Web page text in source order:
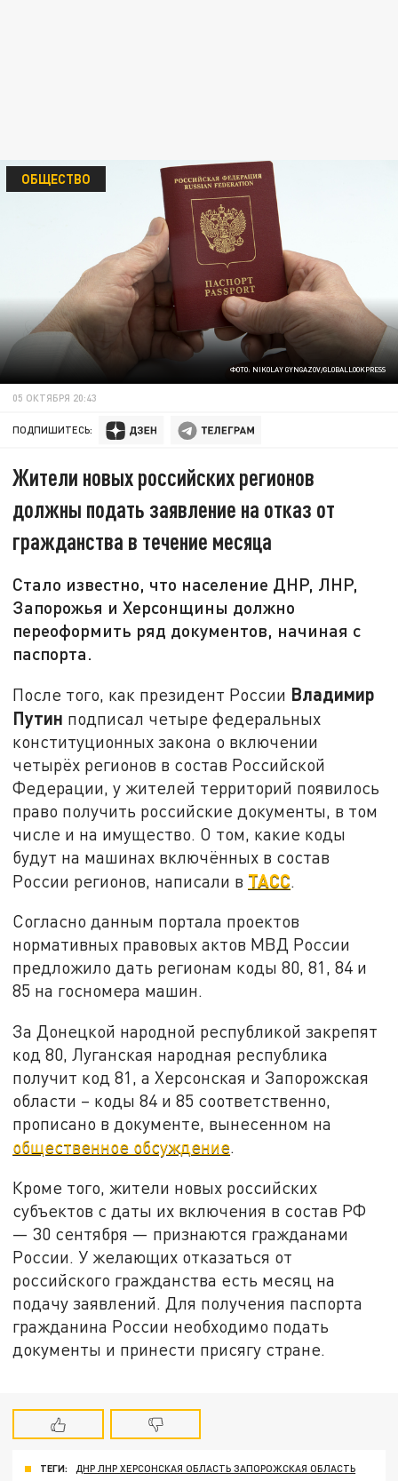
ФОТО: NIKOLAY GYNGAZOV/GLOBALLOOKPRESS
ОБЩЕСТВО
05 ОКТЯБРЯ 20:43
ПОДПИШИТЕСЬ:
Жители новых российских регионов
должны подать заявление на отказ от
гражданства в течение месяца
Стало известно, что население ДНР, ЛНР,
Запорожья и Херсонщины должно
переоформить ряд документов, начиная с
паспорта.
После того, как президент России Владимир
Путин подписал четыре федеральных
конституционных закона о включении
четырёх регионов в состав Российской
Федерации, у жителей территорий появилось
право получить российские документы, в том
числе и на имущество. О том, какие коды
будут на машинах включённых в состав
России регионов, написали в ТАСС.
Согласно данным портала проектов
нормативных правовых актов МВД России
предложило дать регионам коды 80, 81, 84 и
85 на госномера машин.
За Донецкой народной республикой закрепят
код 80, Луганская народная республика
получит код 81, а Херсонская и Запорожская
области – коды 84 и 85 соответственно,
прописано в документе, вынесенном на
общественное обсуждение.
Кроме того, жители новых российских
субъектов с даты их включения в состав РФ
— 30 сентября — признаются гражданами
России. У желающих отказаться от
российского гражданства есть месяц на
подачу заявлений. Для получения паспорта
гражданина России необходимо подать
документы и принести присягу стране.
ТЕГИ:
ДНР ЛНР ХЕРСОНСКАЯ ОБЛАСТЬ ЗАПОРОЖСКАЯ ОБЛАСТЬ